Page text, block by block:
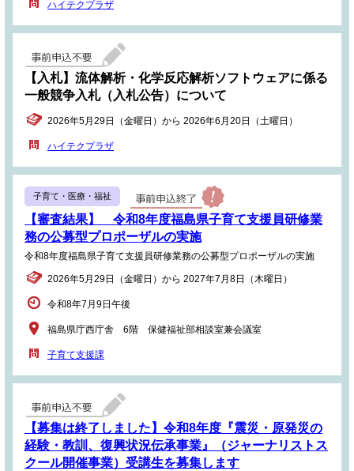
ハイテクプラザ
【入札】流体解析・化学反応解析ソフトウェアに係る
一般競争入札（入札公告）について
2026年5月29日（金曜日）から 2026年6月20日（土曜日）
ハイテクプラザ
子育て・医療・福祉
【審査結果】 令和8年度福島県子育て支援員研修業
務の公募型プロポーザルの実施
令和8年度福島県子育て支援員研修業務の公募型プロポーザルの実施
2026年5月29日（金曜日）から 2027年7月8日（木曜日）
令和8年7月9日午後
福島県庁西庁舎 6階 保健福祉部相談室兼会議室
子育て支援課
【募集は終了しました】令和8年度『震災・原発災の
経験・教訓、復興状況伝承事業』（ジャーナリストス
クール開催事業）受講生を募集します